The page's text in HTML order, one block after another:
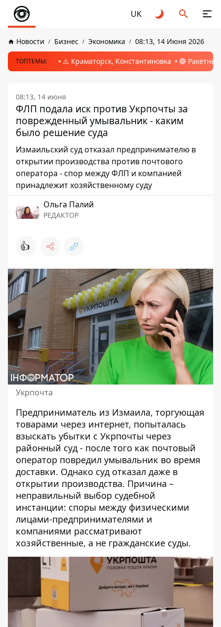
UK
Новости Бизнес Экономика 08:13, 14 Июня 2026
ТОПТЕМЫ: ⚠️ Краматорск, Константиновка 🔴
08:13, 14 июня
ФЛП подала иск против Укрпочты за
поврежденный умывальник - каким
было решение суда
Измаильский суд отказал предпринимателю в
открытии производства против почтового
оператора - спор между ФЛП и компанией
принадлежит хозяйственному суду
Ольга Палий
РЕДАКТОР
👍
Укрпочта
Предприниматель из Измаила, торгующая
товарами через интернет, попыталась
взыскать убытки с Укрпочты через
районный суд - после того как почтовый
оператор повредил умывальник во время
доставки. Однако суд отказал даже в
открытии производства. Причина –
неправильный выбор судебной
инстанции: споры между физическими
лицами-предпринимателями и
компаниями рассматривают
хозяйственные, а не гражданские суды.